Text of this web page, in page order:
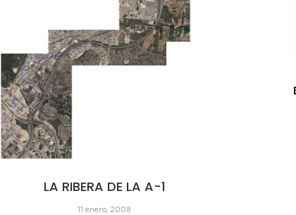
LA RIBERA DE LA A-1
11 enero, 2008